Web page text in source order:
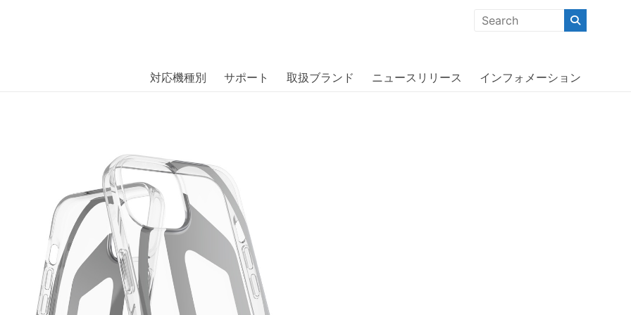
には、日本では珍しい「海外ブランド」をはじめ「ユニークな商品」「機能的な商品」「コストパフォーマンスの高い商
対応機種別 サポート 取扱ブランド ニュースリリース インフォメーション